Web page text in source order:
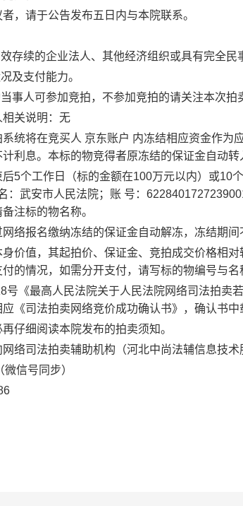
，请于公告发布五日内与本院联系。
存续的企业法人、其他经济组织或具有完全民
及支付能力。
事人可参加竞拍，不参加竞拍的请关注本次拍
关说明：无
统将在竞买人 京东账户 内冻结相应资金作为
利息。本标的物竞得者原冻结的保证金自动转
5个工作日（标的金额在100万元以内）或10
名：武安市人民法院；账 号：
注标的物名称。
络报名缴纳冻结的保证金自动解冻，冻结期间
价值，其起拍价、保证金、竞拍成交价格相
的情况，如需分开支付，请写标的物编号与名
号《最高人民法院关于人民法院网络司法拍卖
《司法拍卖网络竞价成功确认书》，确认书中
仔细阅读本院发布的拍卖须知。
络司法拍卖辅助机构（河北中尚法辅信息技术
信号同步）